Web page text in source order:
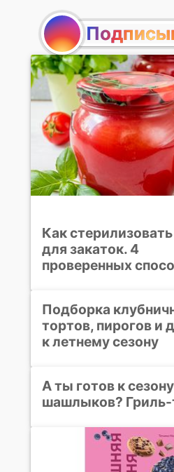
Как
для закаток. 4
проверенных
Подборка
тортов, пирогов и
к летнему сезону
А ты готов к сезону
шашлыков? Гриль-